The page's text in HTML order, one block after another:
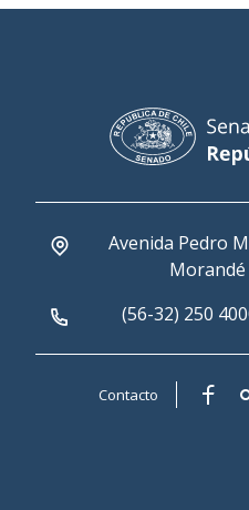
Avenida Pedro
Morandé
(56-32) 250
Contacto